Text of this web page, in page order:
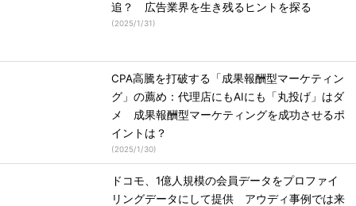
追？ 広告業界を生き残るヒントを探る
(2025/1/31)
CPA高騰を打破する「成果報酬型マーケティン
グ」の薦め：代理店にもAIにも「丸投げ」はダ
メ 成果報酬型マーケティングを成功させるポ
イントは？
(2025/1/30)
ドコモ、1億人規模の会員データをプロファイ
リングデータにして提供 アウディ事例では来